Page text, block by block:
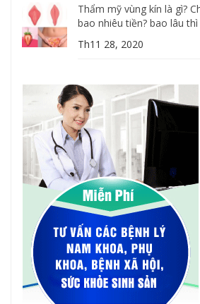
Thẩm mỹ vùng kín là gì?
bao nhiêu tiền? bao lâu thì
Th11 28, 2020